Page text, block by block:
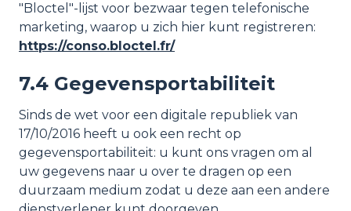
"Bloctel"-lijst voor bezwaar tegen telefonische
marketing, waarop u zich hier kunt registreren:
https://conso.bloctel.fr/
7.4 Gegevensportabiliteit
Sinds de wet voor een digitale republiek van
17/10/2016 heeft u ook een recht op
gegevensportabiliteit: u kunt ons vragen om al
uw gegevens naar u over te dragen op een
duurzaam medium zodat u deze aan een andere